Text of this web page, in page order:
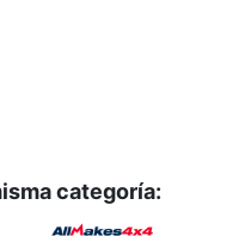
categoría: